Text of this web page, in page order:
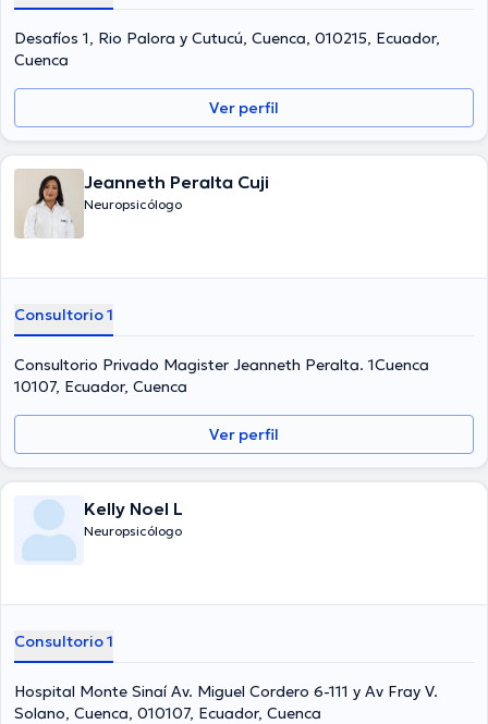
Desafíos 1, Rio Palora y Cutucú, Cuenca, 010215, Ecuador,
Cuenca
Ver perfil
Jeanneth Peralta Cuji
Neuropsicólogo
Consultorio 1
Consultorio Privado Magister Jeanneth Peralta. 1Cuenca
10107, Ecuador, Cuenca
Ver perfil
Kelly Noel L
Neuropsicólogo
Consultorio 1
Hospital Monte Sinaí Av. Miguel Cordero 6-111 y Av Fray V.
Solano, Cuenca, 010107, Ecuador, Cuenca